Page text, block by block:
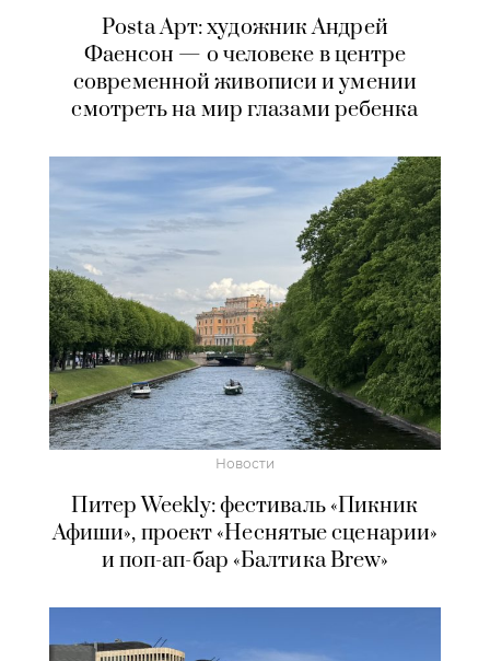
Posta Арт: художник Андрей
Фаенсон — о человеке в центре
современной живописи и умении
смотреть на мир глазами ребенка
Новости
Питер Weekly: фестиваль «Пикник
Афиши», проект «Неснятые сценарии»
и поп-ап-бар «Балтика Brew»